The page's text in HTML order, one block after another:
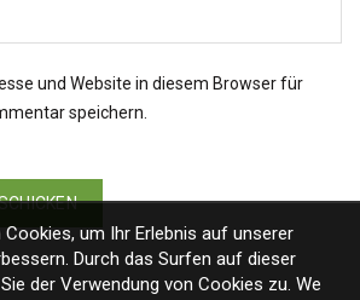
und Website in diesem Browser für
speichern.
Cookies, um Ihr Erlebnis auf unserer
Durch das Surfen auf dieser
der Verwendung von Cookies zu. We